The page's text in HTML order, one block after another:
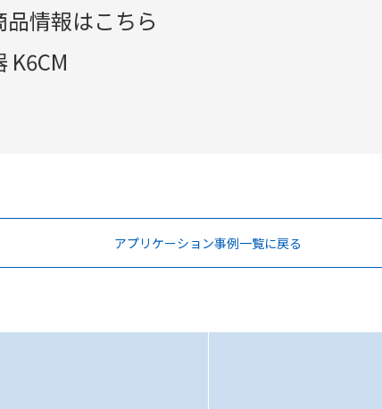
情報はこちら
K6CM
アプリケーション事例一覧に戻る